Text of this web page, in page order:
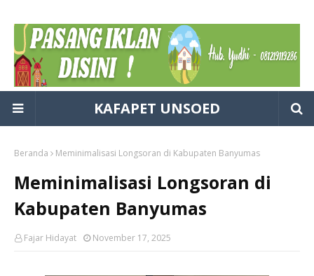
KAFAPET UNSOED
Beranda Meminimalisasi Longsoran di Kabupaten Banyumas
Meminimalisasi Longsoran di
Kabupaten Banyumas
Fajar Hidayat November 17, 2025